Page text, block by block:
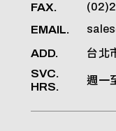
FAX.
EMAIL.
ADD. 台北
SVC.
HRS.
週一